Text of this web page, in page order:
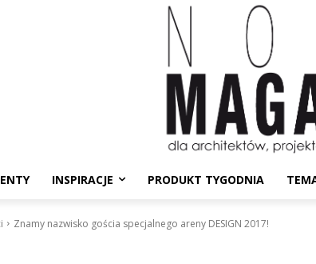
INSPIRACJE PRODUKT TYGODNIA
Znamy nazwisko gościa specjalnego areny DESIGN 2017!